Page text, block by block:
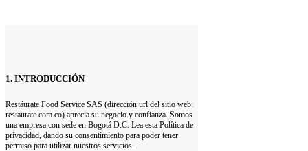
1. INTRODUCCIÓN
Restáurate Food Service SAS (dirección url del sitio web:
restaurate.com.co) aprecia su negocio y confianza. Somos
una empresa con sede en Bogotá D.C. Lea esta Política de
privacidad, dando su consentimiento para poder tener
permiso para utilizar nuestros servicios.